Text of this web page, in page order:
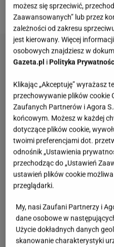
szkolnych wycieczek,
możesz się sprzeciwić,
Zaawansowanych” lub przez
zależności od zakresu
jest kierowany. Więcej
osobowych znajdziesz w
Gazeta.pl iPolityka
Klikając „Akceptuję” wyrażasz
przechowywanie plików cookie
Zaufanych Partnerów i Agora
końcowym. Możesz w każdej
dotyczące plików cookie,
twoimi preferencjami dot.
odnośnik „Ustawienia
przechodząc do „Ustawień
ustawień plików cookie
przeglądarki.
My, nasi Zaufani Partnerzy i
dane osobowe w
Użycie dokładnych danych
skanowanie charakterystyki